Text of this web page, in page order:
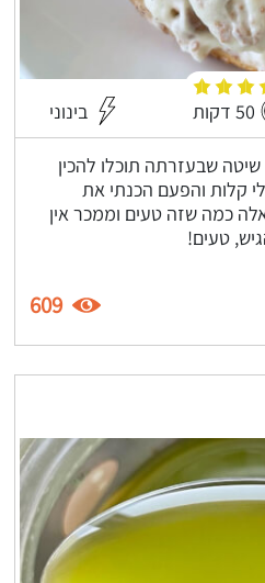
50 דקות בינוני
שבעזרתה תוכלו להכין
קלות והפעם הכנתי את
כמה שזה טעים וממכר אין
טעים!
609